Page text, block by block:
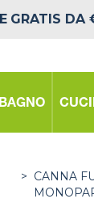
GRATIS DA
BAGNO
> CANNA